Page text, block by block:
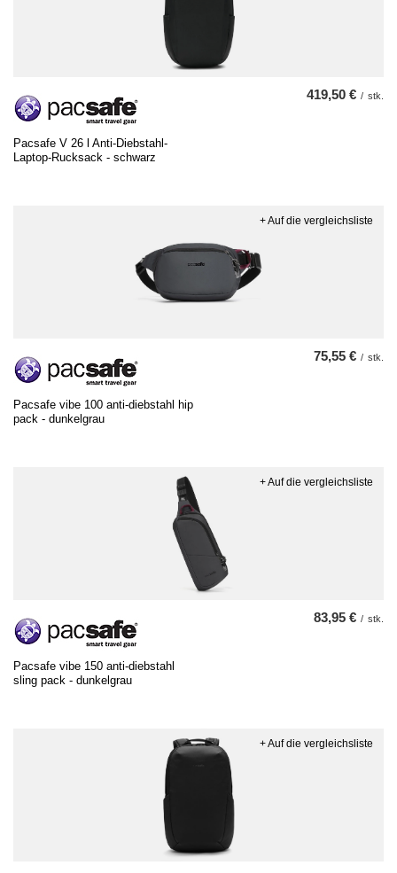
Pacsafe V 26 l Anti-Diebstahl-
Laptop-Rucksack - schwarz
419,50 € / stk.
Pacsafe vibe 100 anti-diebstahl hip
pack - dunkelgrau
75,55 € / stk.
+ Auf die vergleichsliste
Pacsafe vibe 150 anti-diebstahl
sling pack - dunkelgrau
83,95 € / stk.
+ Auf die vergleichsliste
+ Auf die vergleichsliste